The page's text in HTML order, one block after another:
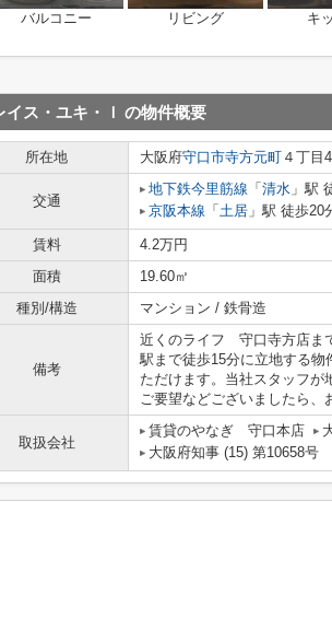
バルコニー リビング キ
イス・ユキ・ｌ の物件概要
所在地 大阪府守口市寺方元町 ４丁目
交通
地下鉄今里筋線 「 清水 」駅
京阪本線 「 土居 」駅 徒歩20
賃料 4.2万円
面積
19.60㎡
種別/構造
マンション / 鉄骨造
備考
近くのライフ 守口寺方店ま
駅まで徒歩15分に立地する
ただけます。当社スタッフが
ご要望などございましたら、
取扱会社
賃貸のやなぎ 守口本店
大阪府知事 (15) 第10658号